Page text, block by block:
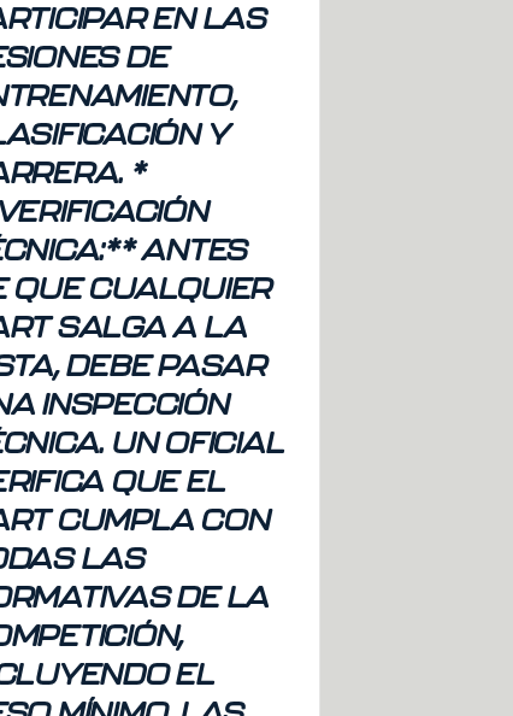
EN LAS
DE
Y
*
ANTES
QUE CUALQUIER
SALGA A LA
DEBE PASAR
INSPECCIÓN
UN OFICIAL
QUE EL
CUMPLA CON
LAS
DE LA
EL